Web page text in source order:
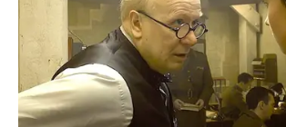
38
fans love
VOTE
Tanggal Lahir:
8 Januari2000
Tempat Lahir:
Bandung ,Indonesia